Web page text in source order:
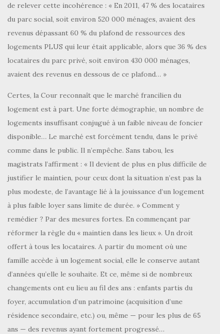
de relever cette incohérence : « En 2011, 47 % des locataires
du parc social, soit environ 520 000 ménages, avaient des
revenus dépassant 60 % du plafond de ressources des
logements PLUS qui leur était applicable, alors que 36 % des
locataires du parc privé, soit environ 430 000 ménages,
avaient des revenus en dessous de ce plafond… »
Certes, la Cour reconnaît que le marché francilien du
logement est à part. Une forte démographie, un nombre de
logements insuffisant conjugué à un faible niveau de foncier
disponible… Le marché est forcément tendu, dans le privé
comme dans le public. Il n’empêche. Sans tabou, les
magistrats l’affirment : « Il devient de plus en plus difficile de
justifier le maintien, pour ceux dont la situation n’est pas la
plus modeste, de l’avantage lié à la jouissance d’un logement
à plus faible loyer sans limite de durée. » Comment y
remédier ? Par des mesures fortes. En commençant par
réformer la règle du « maintien dans les lieux ». Un droit
offert à tous les locataires. A partir du moment où une
famille accède à un logement social, elle le conserve autant
d’années qu’elle le souhaite. Et ce, même si de nombreux
changements ont eu lieu au fil des ans : enfants partis du
foyer, accumulation d’un patrimoine (acquisition d’une
résidence secondaire, etc.) ou, même — pour les plus de 65
ans — des revenus ayant fortement progressé…